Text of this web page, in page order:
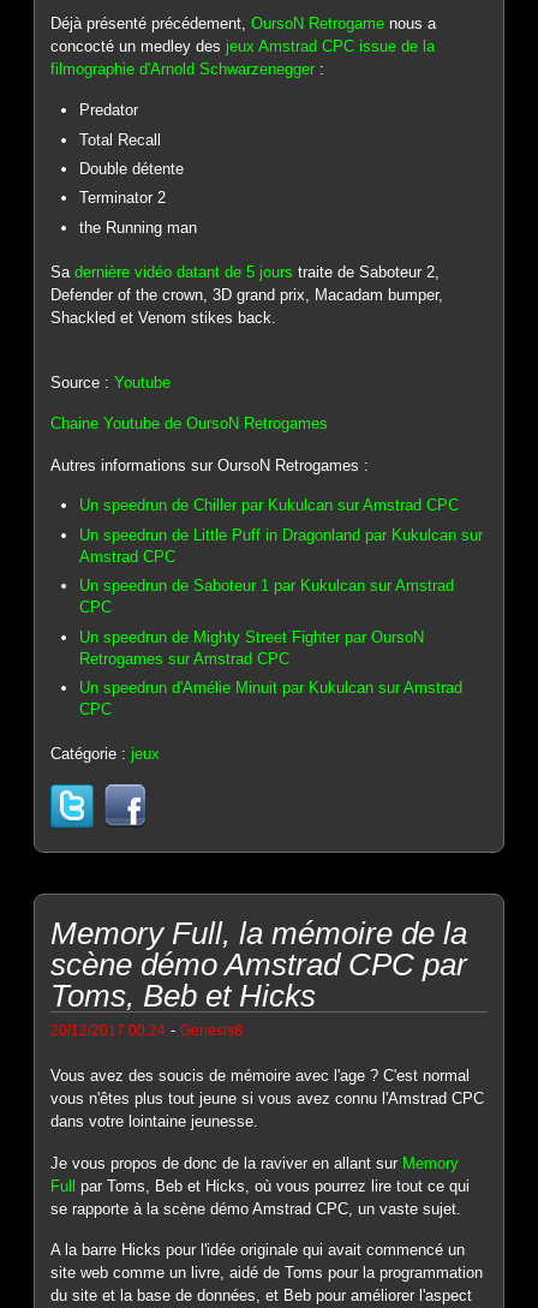
Déjà présenté précédement,OursoN Retrogame nous a
concocté un medley desjeux Amstrad CPC issue de la
filmographie d'Arnold Schwarzenegger :
Predator
Total Recall
Double détente
Terminator 2
the Running man
Sadernière vidéo datant de 5 jours traite de Saboteur 2,
Defender of the crown, 3D grand prix, Macadam bumper,
Shackled et Venom stikes back.
Source :Youtube
Chaine Youtube de OursoN Retrogames
Autres informations sur OursoN Retrogames :
Un speedrun de Chiller par Kukulcan sur Amstrad CPC
Un speedrun de Little Puff in Dragonland par Kukulcan sur
Amstrad CPC
Un speedrun de Saboteur 1 par Kukulcan sur Amstrad
CPC
Un speedrun de Mighty Street Fighter par OursoN
Retrogames sur Amstrad CPC
Un speedrun d'Amélie Minuit par Kukulcan sur Amstrad
CPC
Catégorie :jeux
Memory Full, la mémoire de la
scène démo Amstrad CPC par
Toms, Beb et Hicks
20/12/2017 00:24 -Genesis8
Vous avez des soucis de mémoire avec l'age ? C'est normal
vous n'êtes plus tout jeune si vous avez connu l'Amstrad CPC
dans votre lointaine jeunesse.
Je vous propos de donc de la raviver en allant sur Memory
Full
par Toms, Beb et Hicks, où vous pourrez lire tout ce qui
se rapporte à la scène démo Amstrad CPC, un vaste sujet.
A la barre Hicks pour l'idée originale qui avait commencé un
site web comme un livre, aidé de Toms pour la programmation
du site et la base de données, et Beb pour améliorer l'aspect